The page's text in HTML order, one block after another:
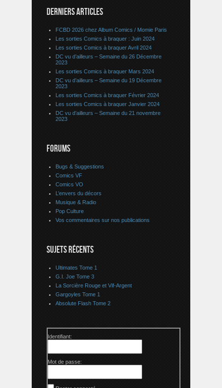
DERNIERS ARTICLES
FCBD 2026 chez Album Comics / Momie Paris
Les sorties Comics à braquer : Juin 2024
Les sorties Comics à braquer Avril 2024
DC vu d’ailleurs – Semaine du 26 Décembre
2023
Les sorties Comics à braquer Mars 2024
DC vu d’ailleurs – Semaine du 19 Décembre
2023
Les sorties Comics à braquer Février 2024
Les sorties Comics à braquer Janvier 2024
DC vu d’ailleurs – Semaine du 21 novembre
2023
FORUMS
Bugs & Suggestions
Comics VF
Comics VO
L’envers du décors
Musique & Radio
Pop Culture
Vos commentaires sur nos publications
SUJETS RÉCENTS
Ultimates Tome 1
G.I. Joe Tome 3
La Sorcière Rouge et Vif-Argent
Gargoyles Tome 1
Absolute Flash Tome 2
Identifiant:
Mot de passe: